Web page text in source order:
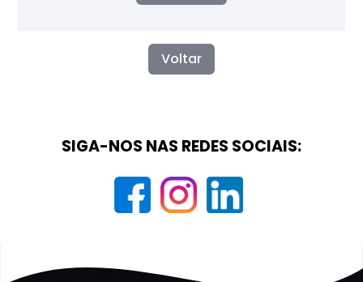
Voltar
SIGA-NOS NAS REDES SOCIAIS: